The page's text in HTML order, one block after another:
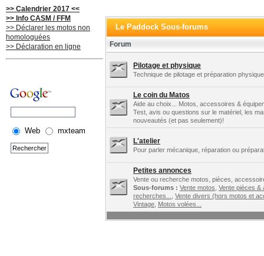
>> Calendrier 2017 <<
>> Info CASM / FFM
>> Déclarer les motos non
homologuées
>> Déclaration en ligne
Web mxteam
Le Paddock Sous-forums
Forum
Pilotage et physique
Technique de pilotage et préparation
Le coin du Matos
Aide au choix... Motos, accessoires &
Test, avis ou questions sur le matériel, les
nouveautés (et pas seulement)!
L'atelier
Pour parler mécanique, réparation ou
Petites annonces
Vente ou recherche motos, pièces,
Sous-forums : Vente motos Vente pièces &
recherches...
Vente divers (hors motos et
Vintage, Motos volées...